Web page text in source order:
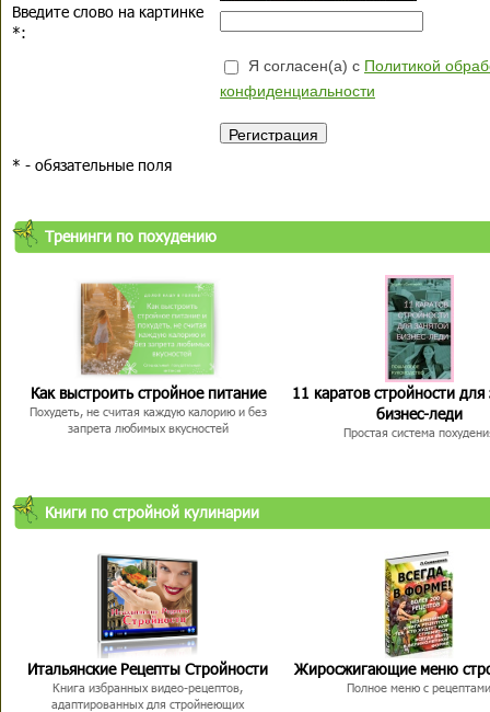
Введите слово на картинке
*:
Я согласен(а) с Политикой
конфиденциальности
* - обязательные поля
Тренинги по похудению
Как выстроить стройное питание
Похудеть, не считая каждую калорию и без
запрета любимых вкусностей
11 каратов стройности для
бизнес-леди
Простая система
Книги по стройной кулинарии
Итальянские Рецепты Стройности
Книга избранных видео-рецептов,
адаптированных для стройнеющих
Жиросжигающие меню
Полное меню с рецептами